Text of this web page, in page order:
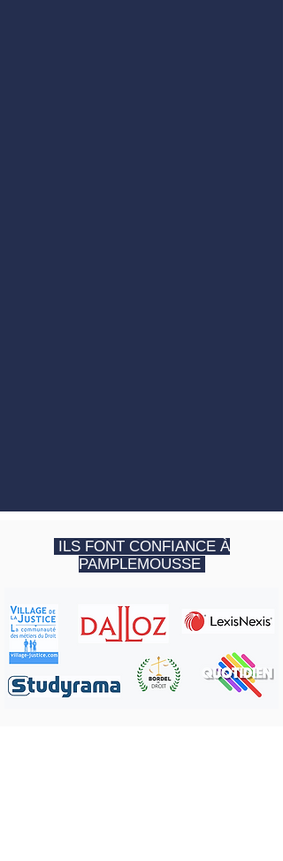
ILS FONT CONFIANCE À
PAMPLEMOUSSE